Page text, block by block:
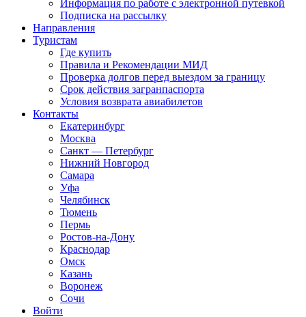
Информация по работе с электронной путевкой
Подписка на рассылку
Направления
Туристам
Где купить
Правила и Рекомендации МИД
Проверка долгов перед выездом за границу
Срок действия загранпаспорта
Условия возврата авиабилетов
Контакты
Екатеринбург
Москва
Санкт — Петербург
Нижний Новгород
Самара
Уфа
Челябинск
Тюмень
Пермь
Ростов-на-Дону
Краснодар
Омск
Казань
Воронеж
Сочи
Войти